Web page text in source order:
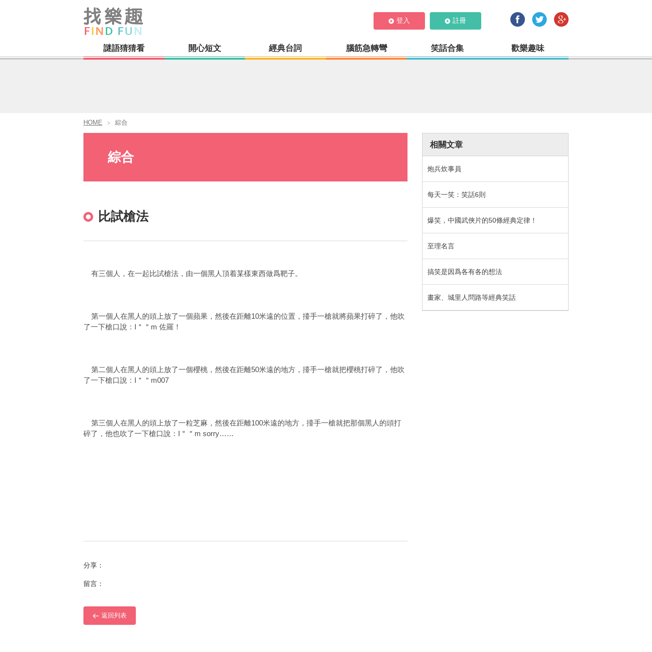
登入 註冊
謎語猜猜看 開心短文 經典台詞 腦筋急轉彎 笑話合集 歡樂趣味
HOME 綜合
綜合
比試槍法
有三個人，在一起比試槍法，由一個黑人頂着某樣東西做爲靶子。
第一個人在黑人的頭上放了一個蘋果，然後在距離10米遠的位置，擡手一槍就將蘋果打碎了，他吹
了一下槍口說：I＂＂m 佐羅！
第二個人在黑人的頭上放了一個櫻桃，然後在距離50米遠的地方，擡手一槍就把櫻桃打碎了，他吹
了一下槍口說：I＂＂m007
第三個人在黑人的頭上放了一粒芝麻，然後在距離100米遠的地方，擡手一槍就把那個黑人的頭打
碎了，他也吹了一下槍口說：I＂＂m sorry……
分享：
留言：
返回列表
相關文章
炮兵炊事員
每天一笑：笑話6則
爆笑，中國武俠片的50條經典定律！
至理名言
搞笑是因爲各有各的想法
畫家、城里人問路等經典笑話